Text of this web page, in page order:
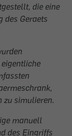
die eine
des Geraets
zu simulieren.
manuell
des Eingriffs